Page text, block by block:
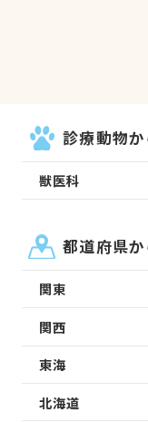
診療動物
獣医科
都道府県
関東
関西
東海
北海道